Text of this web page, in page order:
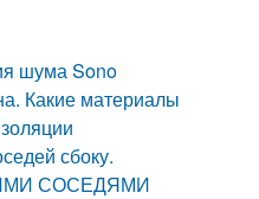
шума Sono
Какие материалы
сбоку.
СОСЕДЯМИ